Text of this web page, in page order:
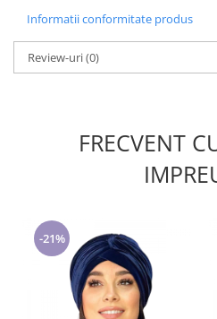
Informatii conformitate produs
Review-uri(0)
FRECVENT
-21%